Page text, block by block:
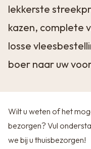
lekkerste
kazen, complete
losse
boer naar uw
Wilt u weten of het
bezorgen? Vul
we bij u thuisbezorgen!